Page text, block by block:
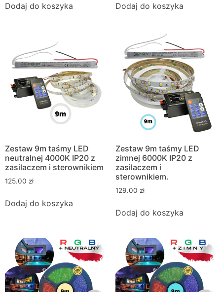
Dodaj do koszyka Dodaj do koszyka
Zestaw 9m taśmy LED
neutralnej 4000K IP20 z
zasilaczem i sterownikiem
125.00 zł
Dodaj do koszyka
Zestaw 9m taśmy LED
zimnej 6000K IP20 z
zasilaczem i
sterownikiem.
129.00 zł
Dodaj do koszyka